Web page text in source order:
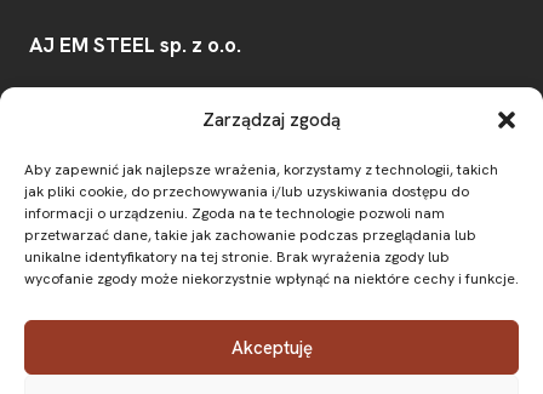
Zarządzaj zgodą
Aby zapewnić jak najlepsze wrażenia, korzystamy z technologii, takich
jak pliki cookie, do przechowywania i/lub uzyskiwania dostępu do
informacji o urządzeniu. Zgoda na te technologie pozwoli nam
przetwarzać dane, takie jak zachowanie podczas przeglądania lub
unikalne identyfikatory na tej stronie. Brak wyrażenia zgody lub
wycofanie zgody może niekorzystnie wpłynąć na niektóre cechy i funkcje.
Akceptuję
AJ EM STEEL sp. z o.o.
e-mail:biuro@ajemsteel.pl
NIP:7831850325